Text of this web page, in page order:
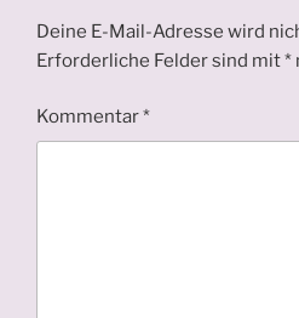
Deine E-Mail-Adresse wird
Erforderliche Felder sind mit*
Kommentar*